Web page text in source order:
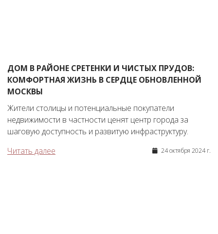
ДОМ В РАЙОНЕ СРЕТЕНКИ И ЧИСТЫХ ПРУДОВ:
КОМФОРТНАЯ ЖИЗНЬ В СЕРДЦЕ ОБНОВЛЕННОЙ
МОСКВЫ
Жители столицы и потенциальные покупатели
недвижимости в частности ценят центр города за
шаговую доступность и развитую инфраструктуру.
Читать далее
24 октября 2024 г.